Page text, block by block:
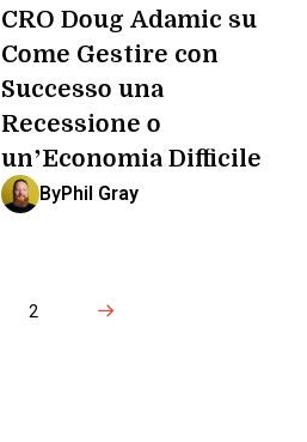
CRO Doug Adamic su
Come Gestire con
Successo una
Recessione o
un’Economia Difficile
ByPhil Gray
2